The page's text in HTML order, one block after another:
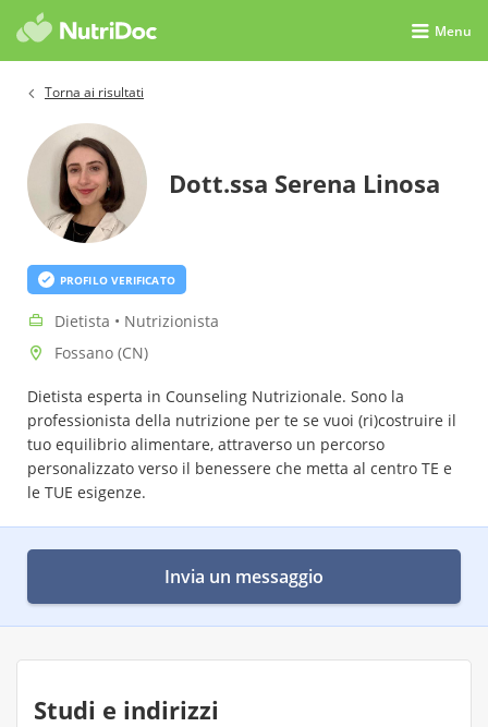
Menu
Torna ai risultati
Dott.ssa Serena Linosa
PROFILO VERIFICATO
Dietista • Nutrizionista
Fossano (CN)
Dietista esperta in Counseling Nutrizionale. Sono la
professionista della nutrizione per te se vuoi (ri)costruire il
tuo equilibrio alimentare, attraverso un percorso
personalizzato verso il benessere che metta al centro TE e
le TUE esigenze.
Invia un messaggio
Studi e indirizzi